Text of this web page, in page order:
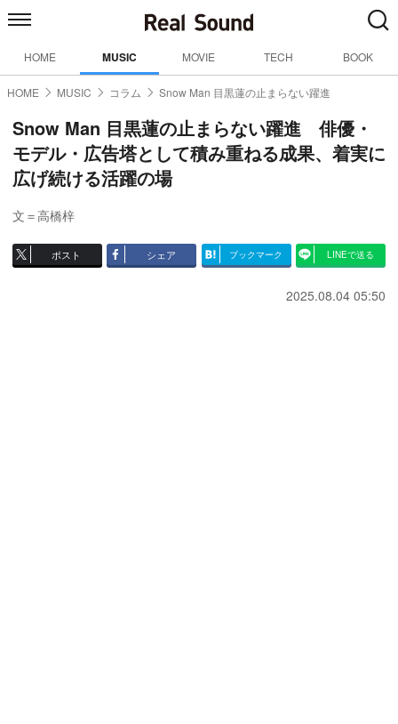
HOME MUSIC MOVIE TECH BOOK
HOME MUSIC コラム Snow Man 目黒蓮の止まらない躍進
Snow Man 目黒蓮の止まらない躍進 俳優・
モデル・広告塔として積み重ねる成果、着実に
広げ続ける活躍の場
文＝高橋梓
ポスト シェア ブックマーク LINEで送る
2025.08.04 05:50